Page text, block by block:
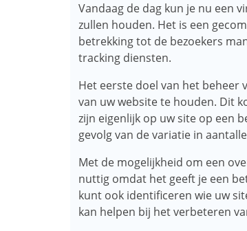
Vandaag de dag kun je nu een
zullen houden. Het is een
betrekking tot de bezoekers
tracking diensten.
Het eerste doel van het beheer
van uw website te houden. Dit
zijn eigenlijk op uw site op een
gevolg van de variatie in
Met de mogelijkheid om een
nuttig omdat het geeft je een
kunt ook identificeren wie uw
kan helpen bij het verbeteren